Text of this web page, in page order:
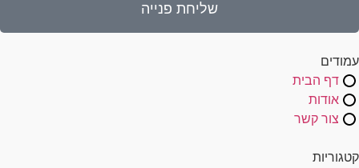
שליחת פנייה
עמודים
דף הבית
אודות
צור קשר
קטגוריות